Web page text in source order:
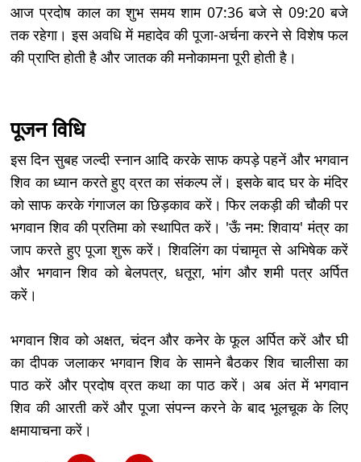
आज प्रदोष काल का शुभ समय शाम 07:36 बजे से 09:20 बजे
तक रहेगा। इस अवधि में महादेव की पूजा-अर्चना करने से विशेष फल
की प्राप्ति होती है और जातक की मनोकामना पूरी होती है।
पूजन विधि
इस दिन सुबह जल्दी स्नान आदि करके साफ कपड़े पहनें और भगवान
शिव का ध्यान करते हुए व्रत का संकल्प लें। इसके बाद घर के मंदिर
को साफ करके गंगाजल का छिड़काव करें। फिर लकड़ी की चौकी पर
भगवान शिव की प्रतिमा को स्थापित करें। 'ऊँ नम: शिवाय' मंत्र का
जाप करते हुए पूजा शुरू करें। शिवलिंग का पंचामृत से अभिषेक करें
और भगवान शिव को बेलपत्र, धतूरा, भांग और शमी पत्र अर्पित
करें।
भगवान शिव को अक्षत, चंदन और कनेर के फूल अर्पित करें और घी
का दीपक जलाकर भगवान शिव के सामने बैठकर शिव चालीसा का
पाठ करें और प्रदोष व्रत कथा का पाठ करें। अब अंत में भगवान
शिव की आरती करें और पूजा संपन्न करने के बाद भूलचूक के लिए
क्षमायाचना करें।